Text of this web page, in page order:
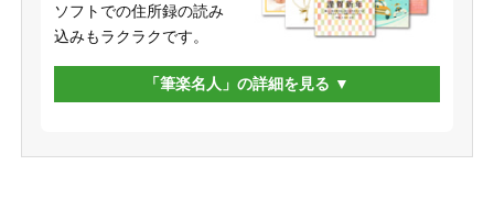
ソフトでの住所録の読み
込みもラクラクです。
「筆楽名人」の詳細を見る